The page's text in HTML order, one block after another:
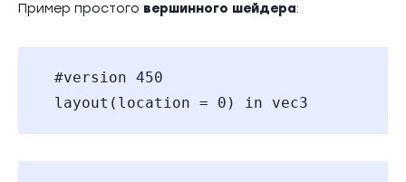
Пример простого вершинного шейдера:
#version 450
layout(location = 0) in vec3 position; //